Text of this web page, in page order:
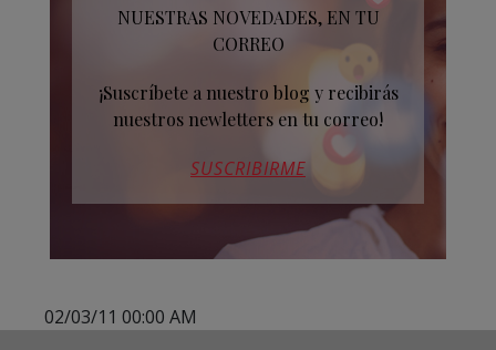
NUESTRAS NOVEDADES, EN TU
CORREO
¡Suscríbete a nuestro blog y recibirás
nuestros newletters en tu correo!
SUSCRIBIRME
02/03/11 00:00 AM